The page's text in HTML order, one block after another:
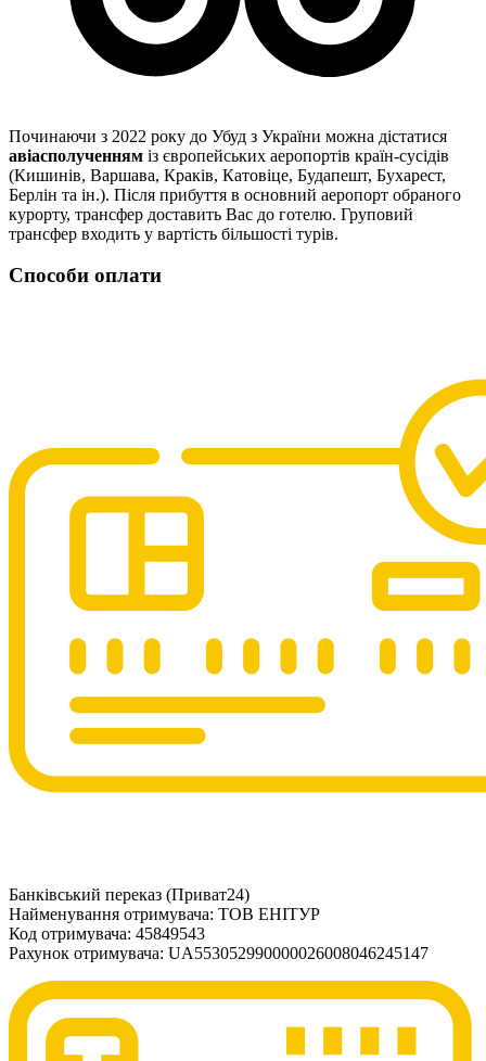
Починаючи з 2022 року до Убуд з України можна дістатися
авіасполученням із європейських аеропортів країн-сусідів
(Кишинів, Варшава, Краків, Катовіце, Будапешт, Бухарест,
Берлін та ін.). Після прибуття в основний аеропорт обраного
курорту, трансфер доставить Вас до готелю. Груповий
трансфер входить у вартість більшості турів.
Способи оплати
Банківський переказ (Приват24)
Найменування отримувача: ТОВ ЕНІТУР
Код отримувача: 45849543
Рахунок отримувача: UA553052990000026008046245147